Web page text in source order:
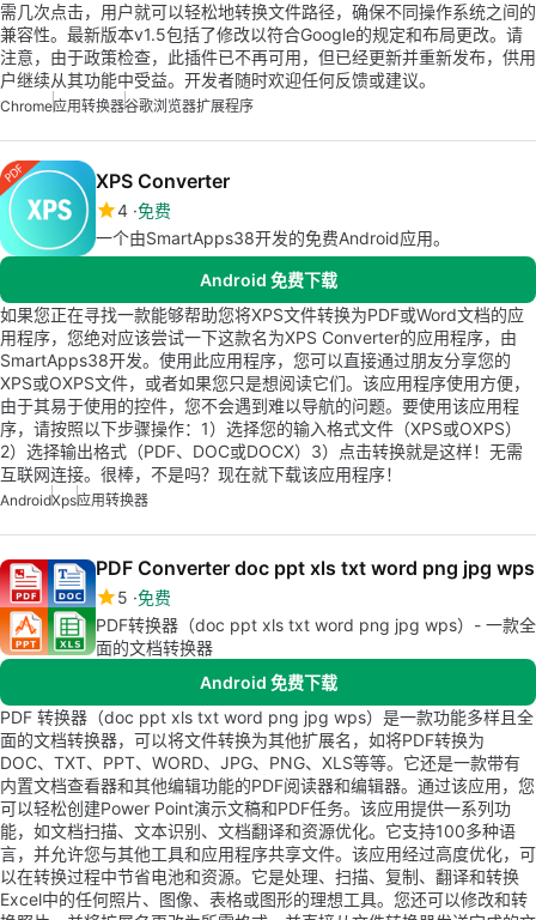
需几次点击，用户就可以轻松地转换文件路径，确保不同操作系统之间的
兼容性。最新版本v1.5包括了修改以符合Google的规定和布局更改。请
注意，由于政策检查，此插件已不再可用，但已经更新并重新发布，供用
户继续从其功能中受益。开发者随时欢迎任何反馈或建议。
Chrome应用转换器谷歌浏览器扩展程序
XPS Converter
4 免费
一个由SmartApps38开发的免费Android应用。
Android 免费下载
如果您正在寻找一款能够帮助您将XPS文件转换为PDF或Word文档的应
用程序，您绝对应该尝试一下这款名为XPS Converter的应用程序，由
SmartApps38开发。使用此应用程序，您可以直接通过朋友分享您的
XPS或OXPS文件，或者如果您只是想阅读它们。该应用程序使用方便，
由于其易于使用的控件，您不会遇到难以导航的问题。要使用该应用程
序，请按照以下步骤操作：1）选择您的输入格式文件（XPS或OXPS）
2）选择输出格式（PDF、DOC或DOCX）3）点击转换就是这样！无需
互联网连接。很棒，不是吗？现在就下载该应用程序！
AndroidXps应用转换器
PDF Converter doc ppt xls txt word png jpg wps
5 免费
PDF转换器（doc ppt xls txt word png jpg wps）- 一款全
面的文档转换器
Android 免费下载
PDF 转换器（doc ppt xls txt word png jpg wps）是一款功能多样且全
面的文档转换器，可以将文件转换为其他扩展名，如将PDF转换为
DOC、TXT、PPT、WORD、JPG、PNG、XLS等等。它还是一款带有
内置文档查看器和其他编辑功能的PDF阅读器和编辑器。通过该应用，您
可以轻松创建Power Point演示文稿和PDF任务。该应用提供一系列功
能，如文档扫描、文本识别、文档翻译和资源优化。它支持100多种语
言，并允许您与其他工具和应用程序共享文件。该应用经过高度优化，可
以在转换过程中节省电池和资源。它是处理、扫描、复制、翻译和转换
Excel中的任何照片、图像、表格或图形的理想工具。您还可以修改和转